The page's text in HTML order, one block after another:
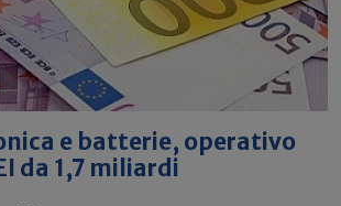
e batterie, operativo
da 1,7 miliardi